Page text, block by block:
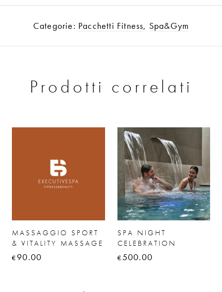
Categorie: Pacchetti Fitness, Spa&Gym
Prodotti correlati
MASSAGGIO SPORT
& VITALITY MASSAGE
€ 90.00
SPA NIGHT
CELEBRATION
€500.00